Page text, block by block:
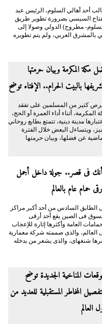
أحد أهالي السلوم، الرئيس عبد
السيسي بضرورة تطوير طريق
مطروح) الدولي وصولا إلى
بالمشرق العربي، ولم يتم تطويره
مكة المكرمة وبيان حرمتها
بالبيت الحرام.. الإفتاء توضح
كثير من المسلمين على تفقد
المكرمة، أثناء أداء العمرة أو الحج،
مدينة دينية، تتمتع بطابع روحاني
ويتساءل البعض خلال الفترة
عن فضلها، وبيان حرمتها
فى قصر.. جولة داخل أجمل
حمام عام بالعالم
الطابق السادس من أحد أكبر مراكز
فى الصين يقع أحد أرقى
العامة وأكثرها إثارة للإعجاب
العالم، والذى صممته شركة معمارية
شنغهاى، والذى يشعر من يدخله
المناخية الجديدة توضح
المخاطر المستقبلية للعديد من
العالم